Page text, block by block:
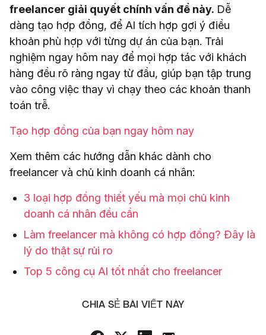
freelancer giải quyết chính vấn đề này. Dễ
dàng tạo hợp đồng, để AI tích hợp gợi ý điều
khoản phù hợp với từng dự án của bạn. Trải
nghiệm ngay hôm nay để mọi hợp tác với khách
hàng đều rõ ràng ngay từ đầu, giúp bạn tập trung
vào công việc thay vì chạy theo các khoản thanh
toán trễ.
Tạo hợp đồng của bạn ngay hôm nay
Xem thêm các hướng dẫn khác dành cho
freelancer và chủ kinh doanh cá nhân:
3 loại hợp đồng thiết yếu mà mọi chủ kinh
doanh cá nhân đều cần
Làm freelancer mà không có hợp đồng? Đây là
lý do thật sự rủi ro
Top 5 công cụ AI tốt nhất cho freelancer
CHIA SẺ BÀI VIẾT NÀY